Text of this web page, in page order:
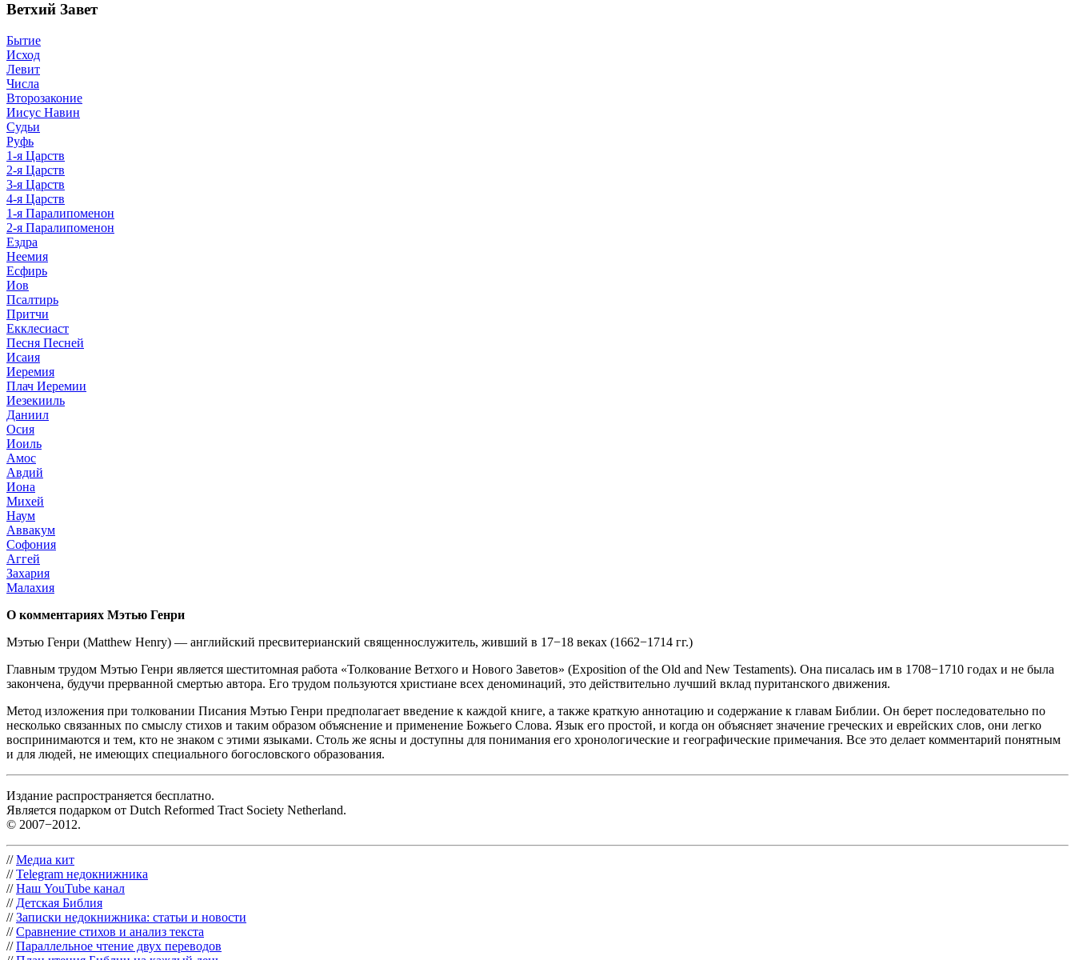
Ветхий Завет
Бытие
Исход
Левит
Числа
Второзаконие
Иисус Навин
Судьи
Руфь
1-я Царств
2-я Царств
3-я Царств
4-я Царств
1-я Паралипоменон
2-я Паралипоменон
Ездра
Неемия
Есфирь
Иов
Псалтирь
Притчи
Екклесиаст
Песня Песней
Исаия
Иеремия
Плач Иеремии
Иезекииль
Даниил
Осия
Иоиль
Амос
Авдий
Иона
Михей
Наум
Аввакум
Софония
Аггей
Захария
Малахия
О комментариях Мэтью Генри
Мэтью Генри (Matthew Henry) — английский пресвитерианский священнослужитель, живший в 17−18 веках (1662−1714 гг.)
Главным трудом Мэтью Генри является шеститомная работа «Толкование Ветхого и Нового Заветов» (Exposition of the Old and New Testaments). Она писалась им в 1708−1710 годах и не была
закончена, будучи прерванной смертью автора. Его трудом пользуются христиане всех деноминаций, это действительно лучший вклад пуританского движения.
Метод изложения при толковании Писания Мэтью Генри предполагает введение к каждой книге, а также краткую аннотацию и содержание к главам Библии. Он берет последовательно по
несколько связанных по смыслу стихов и таким образом объяснение и применение Божьего Слова. Язык его простой, и когда он объясняет значение греческих и еврейских слов, они легко
воспринимаются и тем, кто не знаком с этими языками. Столь же ясны и доступны для понимания его хронологические и географические примечания. Все это делает комментарий понятным
и для людей, не имеющих специального богословского образования.
Издание распространяется бесплатно.
Является подарком от Dutch Reformed Tract Society Netherland.
© 2007−2012.
// Медиа кит
// Telegram недокнижника
// Наш YouTube канал
// Детская Библия
// Записки недокнижника: статьи и новости
// Сравнение стихов и анализ текста
// Параллельное чтение двух переводов